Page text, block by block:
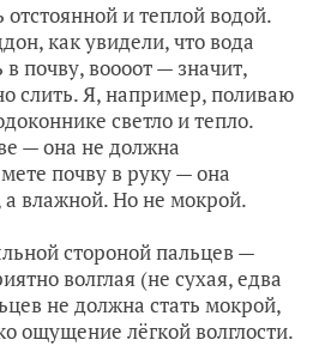
и теплой водой.
как увидели, что вода
в почву, воооот — значит,
слить. Я, например, поливаю
светло и тепло.
— она не должна
почву в руку — она
влажной. Но не мокрой.
стороной пальцев —
волглая (не сухая, едва
не должна стать мокрой,
ощущение лёгкой волглости.